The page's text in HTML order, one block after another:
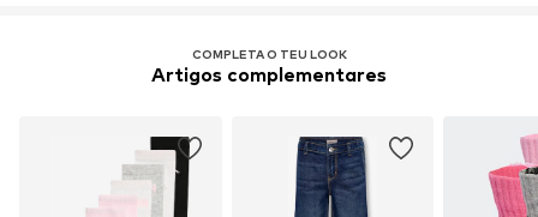
COMPLETA O TEU LOOK
Artigos complementares